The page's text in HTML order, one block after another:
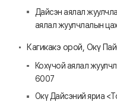
Дайсэн аялал
аялал жуулчлалын
Кагикакэ орой, Окү
Кохүчой аялал
6007
Окү Дайсэний яриа